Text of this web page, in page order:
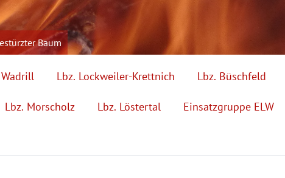
Baum
Lbz. Lockweiler-Krettnich Lbz. Büschfeld
Lbz. Morscholz Lbz. Löstertal Einsatzgruppe ELW